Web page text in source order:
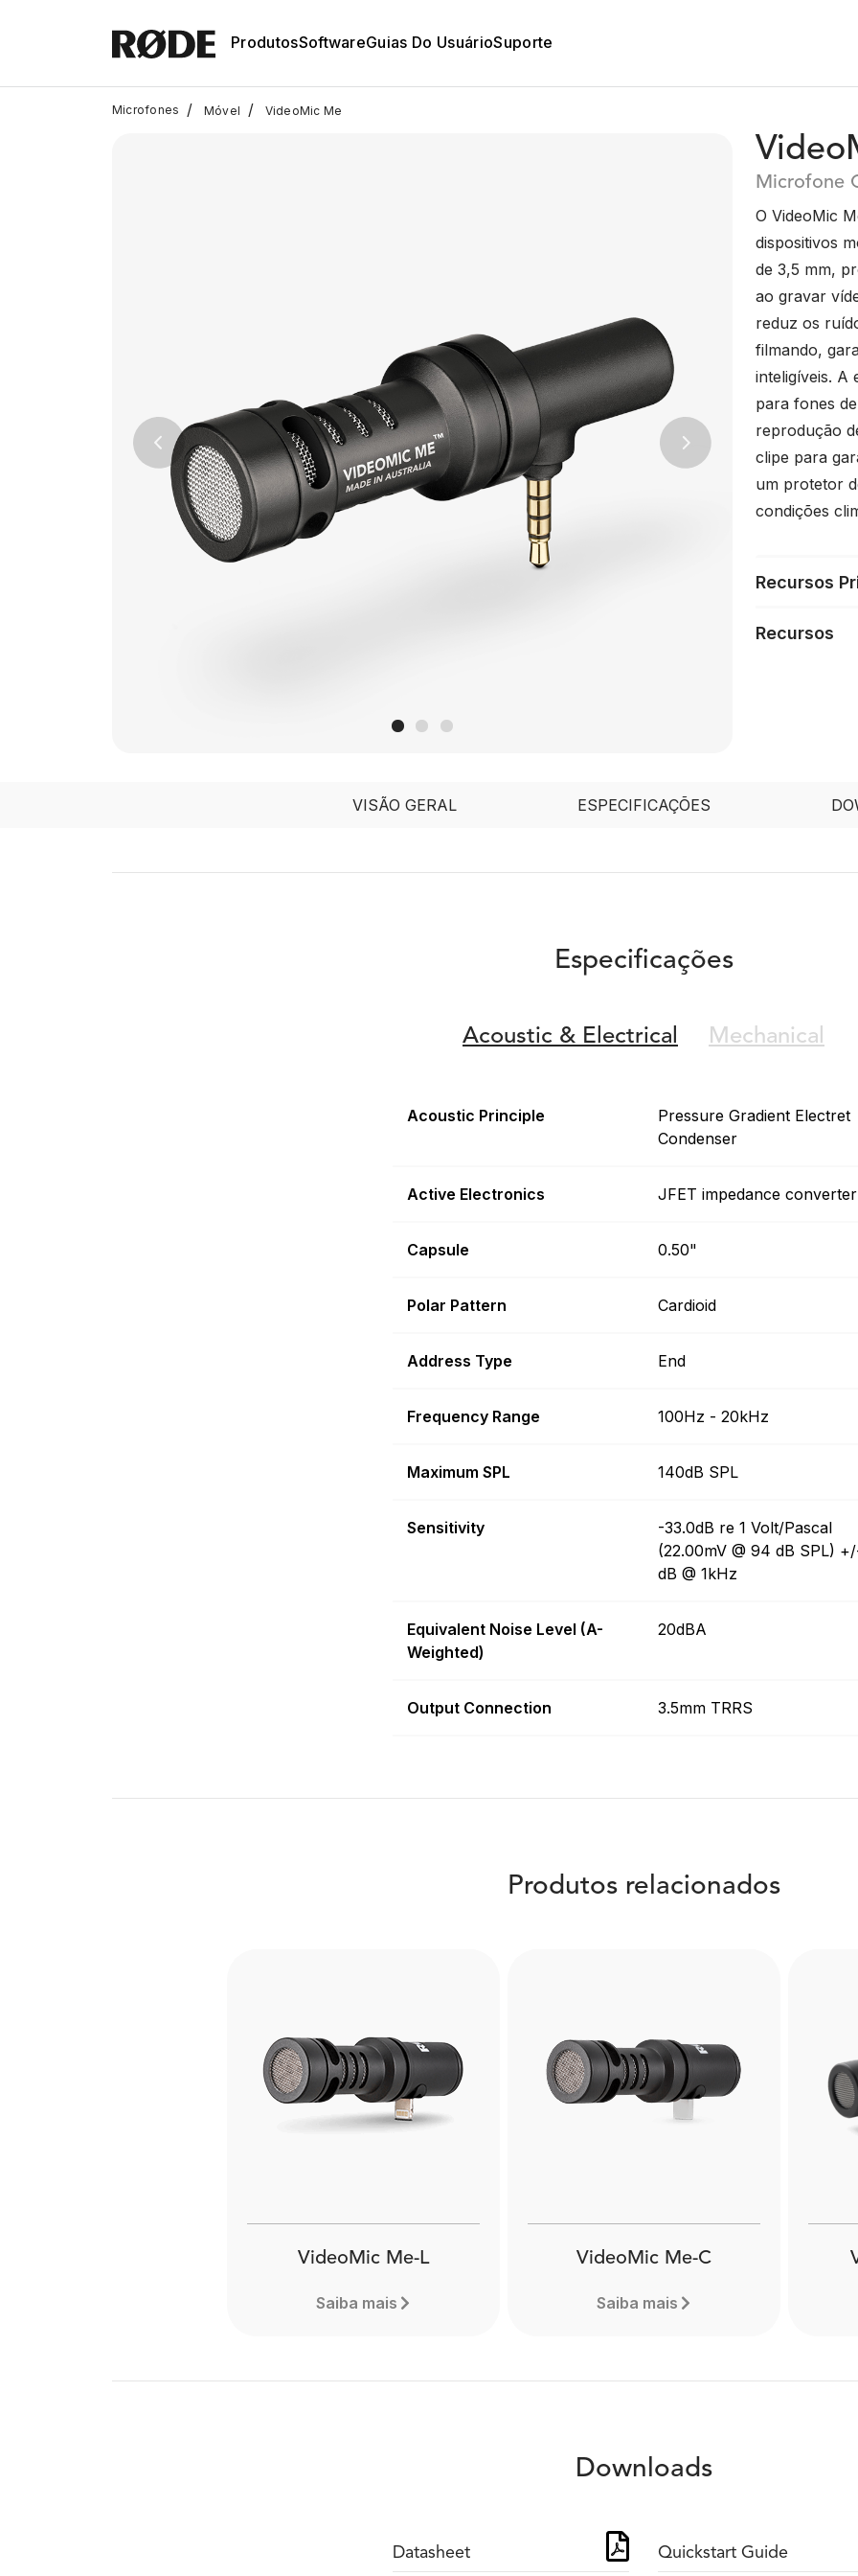
ProdutosSoftwareGuias Do UsuárioSuporte
Microfones / Móvel / VideoMic Me
Previous Next
Microfone
O VideoMic
dispositivos
de 3,5 mm,
ao gravar
reduz os
filmando,
inteligíveis. A
para fones
reprodução
clipe para
um protetor
condições
Recursos
Recursos
VISÃO GERAL ESPECIFICAÇÕES
Especificações
Acoustic & Electrical Mechanical
Acoustic Principle
Pressure Gradient Electret
Condenser
Active Electronics JFET impedance converter
Capsule 0.50"
Polar Pattern Cardioid
Address Type End
Frequency Range 100Hz - 20kHz
Maximum SPL 140dB SPL
Sensitivity
-33.0dB re 1 Volt/Pascal
(22.00mV @ 94 dB SPL)
dB @ 1kHz
Equivalent Noise Level (A-
Weighted)
20dBA
Output Connection 3.5mm TRRS
Produtos relacionados
VideoMic Me-L
Saiba mais
VideoMic Me-C
Saiba mais
Downloads
Datasheet Quickstart Guide